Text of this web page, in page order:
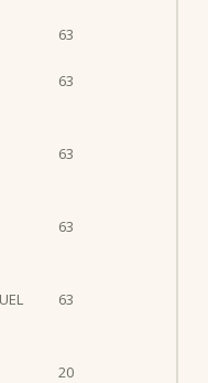
63
63
63
63
63
20